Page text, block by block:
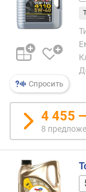
д
е
ш
е
в
х
к
д
о
р
о
и
м
Спросить
4 455
8